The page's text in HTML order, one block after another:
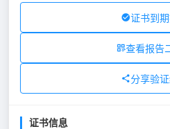
证书到
查看报告
分享验
证书信息